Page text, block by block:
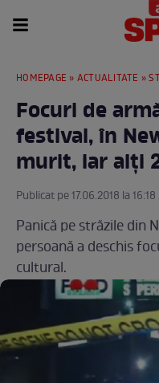
HOMEPAGE » ACTUALITATE »
Focuri de
festival, în
murit, iar alți
Publicat pe 17.06.2018 la
Panică pe străzile din
persoană a deschis
cultural.